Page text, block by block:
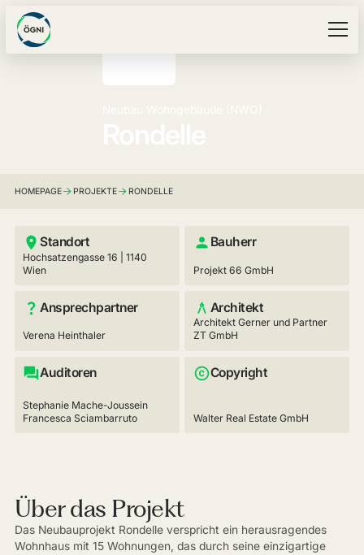
HOMEPAGE PROJEKTE RONDELLE
Standort
Hochsatzengasse 16 | 1140
Wien
Bauherr
Projekt 66 GmbH
Ansprechpartner
Verena Heinthaler
Architekt
Architekt Gerner und Partner
ZT GmbH
Auditoren
Stephanie Mache-Joussein
Francesca Sciambarruto
Copyright
Walter Real Estate GmbH
Über das Projekt
Das Neubauprojekt Rondelle verspricht ein herausragendes
Wohnhaus mit 15 Wohnungen, das durch seine einzigartige